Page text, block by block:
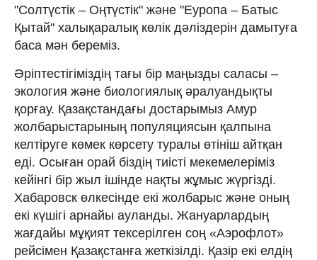
"Солтүстік – Оңтүстік" және "Еуропа – Батыс
Қытай" халықаралық көлік дәліздерін дамытуға
баса мән береміз.
Әріптестігіміздің тағы бір маңызды саласы –
экология және биологиялық әралуандықты
қорғау. Қазақстандағы достарымыз Амур
жолбарыстарының популяциясын қалпына
келтіруге көмек көрсету туралы өтініш айтқан
еді. Осыған орай біздің тиісті мекемелеріміз
кейінгі бір жыл ішінде нақты жұмыс жүргізді.
Хабаровск өлкесінде екі жолбарыс және оның
екі күшігі арнайы ауланды. Жануарлардың
жағдайы мұқият тексерілген соң «Аэрофлот»
рейсімен Қазақстанға жеткізілді. Қазір екі елдің